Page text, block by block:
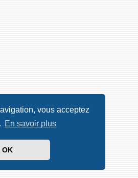
vous acceptez
En savoir plus
OK